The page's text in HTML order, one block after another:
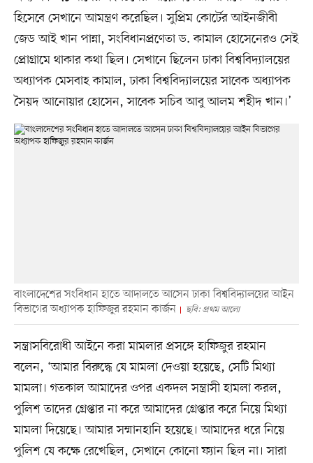
হিসেবে সেখানে আমন্ত্রণ করেছিল। সুপ্রিম কোর্টের আইনজীবী
জেড আই খান পান্না, সংবিধানপ্রণেতা ড. কামাল হোসেনেরও সেই
প্রোগ্রামে থাকার কথা ছিল। সেখানে ছিলেন ঢাকা বিশ্ববিদ্যালয়ের
অধ্যাপক মেসবাহ কামাল, ঢাকা বিশ্ববিদ্যালয়ের সাবেক অধ্যাপক
সৈয়দ আনোয়ার হোসেন, সাবেক সচিব আবু আলম শহীদ খান।’
বাংলাদেশের সংবিধান হাতে আদালতে আসেন ঢাকা বিশ্ববিদ্যালয়ের আইন
বিভাগের অধ্যাপক হাফিজুর রহমান কার্জন
ছবি: প্রথম আলো
সন্ত্রাসবিরোধী আইনে করা মামলার প্রসঙ্গে হাফিজুর রহমান
বলেন, ‘আমার বিরুদ্ধে যে মামলা দেওয়া হয়েছে, সেটি মিথ্যা
মামলা। গতকাল আমাদের ওপর একদল সন্ত্রাসী হামলা করল,
পুলিশ তাদের গ্রেপ্তার না করে আমাদের গ্রেপ্তার করে নিয়ে মিথ্যা
মামলা দিয়েছে। আমার সম্মানহানি হয়েছে। আমাদের ধরে নিয়ে
পুলিশ যে কক্ষে রেখেছিল, সেখানে কোনো ফ্যান ছিল না। সারা